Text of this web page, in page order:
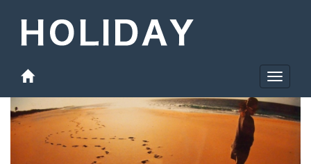
Toggle